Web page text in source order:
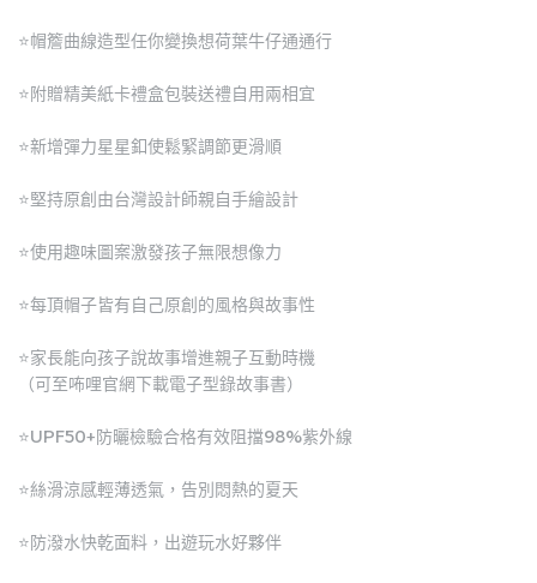
⭐帽簷曲線造型任你變換想荷葉牛仔通通行
⭐附贈精美紙卡禮盒包裝送禮自用兩相宜
⭐新增彈力星星釦使鬆緊調節更滑順
⭐堅持原創由台灣設計師親自手繪設計
⭐使用趣味圖案激發孩子無限想像力
⭐每頂帽子皆有自己原創的風格與故事性
⭐家長能向孩子說故事增進親子互動時機
（可至咘哩官網下載電子型錄故事書）
⭐UPF50+防曬檢驗合格有效阻擋98%紫外線
⭐絲滑涼感輕薄透氣，告別悶熱的夏天
⭐防潑水快乾面料，出遊玩水好夥伴